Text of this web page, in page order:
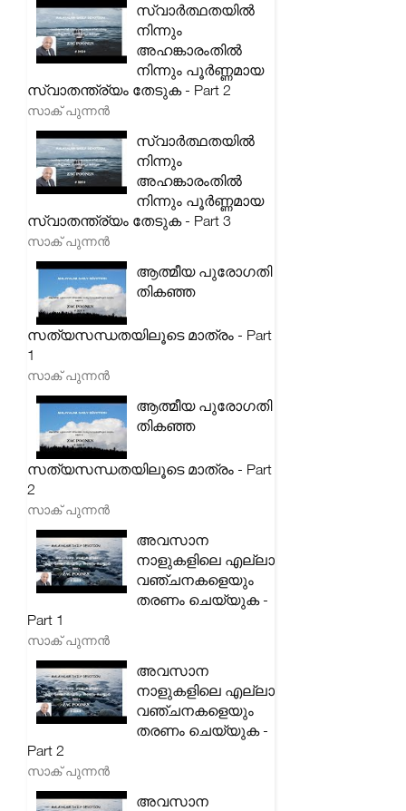
സ്വാർത്ഥതയിൽ
നിന്നും
അഹങ്കാരംതിൽ
നിന്നും പൂർണ്ണമായ
സ്വാതന്ത്ര്യം തേടുക - Part 2
സാക് പുന്നൻ
സ്വാർത്ഥതയിൽ
നിന്നും
അഹങ്കാരംതിൽ
നിന്നും പൂർണ്ണമായ
സ്വാതന്ത്ര്യം തേടുക - Part 3
സാക് പുന്നൻ
ആത്മീയ പുരോഗതി
തികഞ്ഞ
സത്യസന്ധതയിലൂടെ മാത്രം - Part
1
സാക് പുന്നൻ
ആത്മീയ പുരോഗതി
തികഞ്ഞ
സത്യസന്ധതയിലൂടെ മാത്രം - Part
2
സാക് പുന്നൻ
അവസാന
നാളുകളിലെ എല്ലാ
വഞ്ചനകളെയും
തരണം ചെയ്യുക -
Part 1
സാക് പുന്നൻ
അവസാന
നാളുകളിലെ എല്ലാ
വഞ്ചനകളെയും
തരണം ചെയ്യുക -
Part 2
സാക് പുന്നൻ
അവസാന